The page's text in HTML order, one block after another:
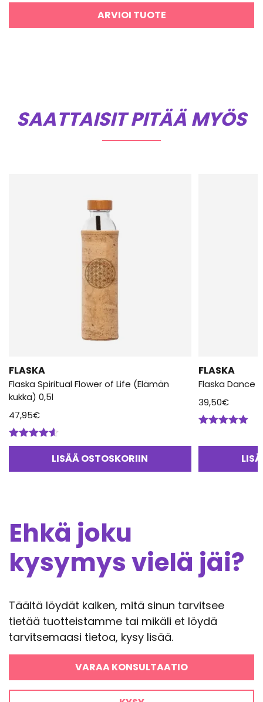
ARVIOI TUOTE
SAATTAISIT PITÄÄ MYÖS
FLASKA
Flaska Spiritual Flower of Life (Elämän
kukka) 0,5l
47,95€
Arvostelu
LISÄÄ OSTOSKORIIN
FLASKA
Flaska Dance
39,50€
Ehkä joku
kysymys vielä jäi?
Täältä löydät kaiken, mitä sinun tarvitsee
tietää tuotteistamme tai mikäli et löydä
tarvitsemaasi tietoa, kysy lisää.
VARAA KONSULTAATIO